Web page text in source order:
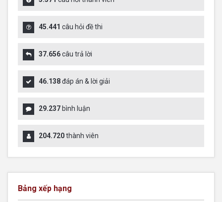
45.441 câu hỏi đề thi
37.656câu trả lời
46.138đáp án & lời giải
29.237 bình luận
204.720thành viên
Bảng xếp hạng